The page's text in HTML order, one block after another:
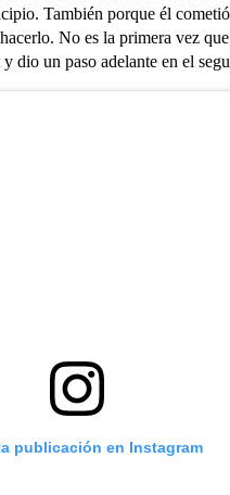
También porque él
No es la primera vez
dio un paso adelante en el
publicación en Instagram